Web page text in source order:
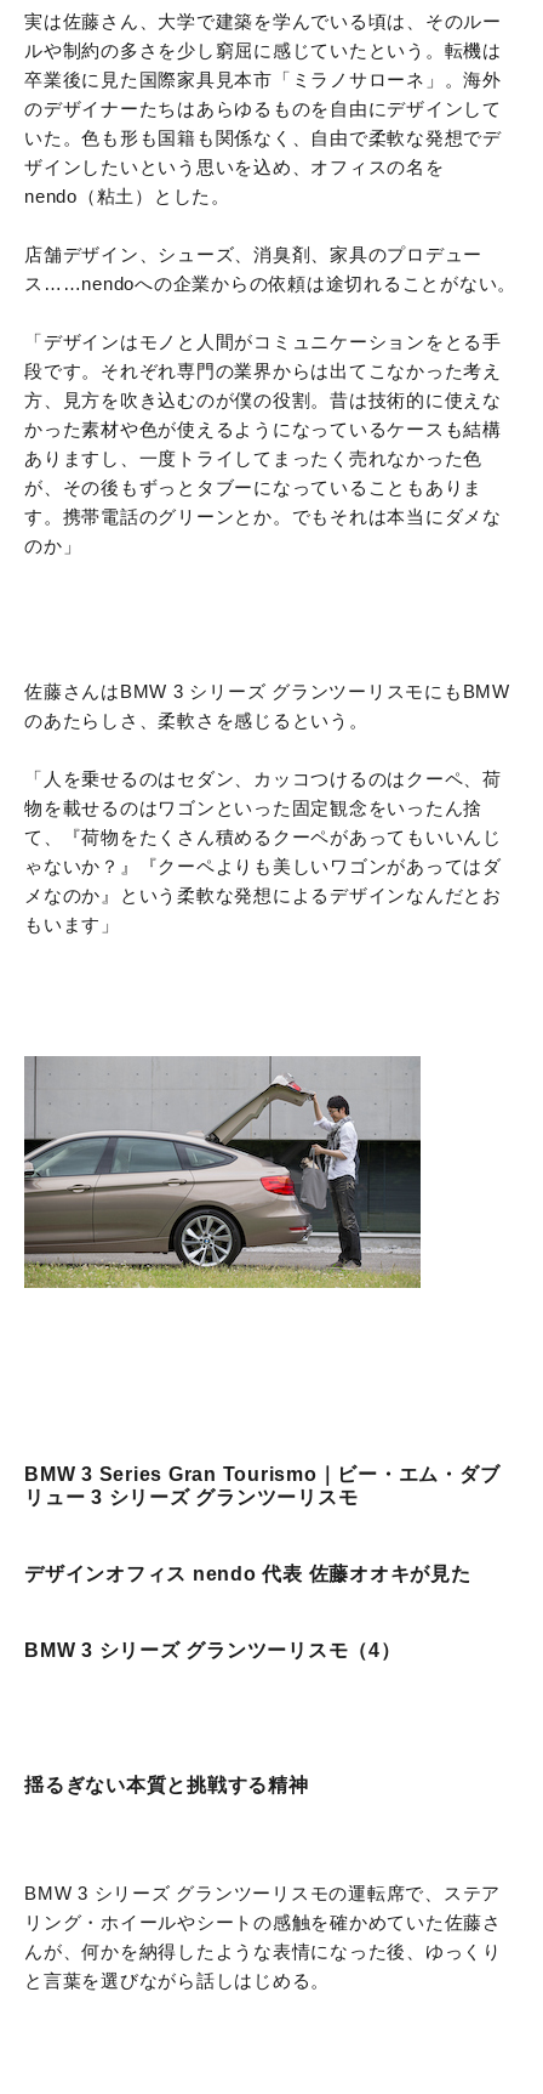
実は佐藤さん、大学で建築を学んでいる頃は、そのルー
ルや制約の多さを少し窮屈に感じていたという。転機は
卒業後に見た国際家具見本市「ミラノサローネ」。海外
のデザイナーたちはあらゆるものを自由にデザインして
いた。色も形も国籍も関係なく、自由で柔軟な発想でデ
ザインしたいという思いを込め、オフィスの名を
nendo（粘土）とした。
店舗デザイン、シューズ、消臭剤、家具のプロデュー
ス……nendoへの企業からの依頼は途切れることがない。
「デザインはモノと人間がコミュニケーションをとる手
段です。それぞれ専門の業界からは出てこなかった考え
方、見方を吹き込むのが僕の役割。昔は技術的に使えな
かった素材や色が使えるようになっているケースも結構
ありますし、一度トライしてまったく売れなかった色
が、その後もずっとタブーになっていることもありま
す。携帯電話のグリーンとか。でもそれは本当にダメな
のか」
佐藤さんはBMW 3 シリーズ グランツーリスモにもBMW
のあたらしさ、柔軟さを感じるという。
「人を乗せるのはセダン、カッコつけるのはクーペ、荷
物を載せるのはワゴンといった固定観念をいったん捨
て、『荷物をたくさん積めるクーペがあってもいいんじ
ゃないか？』『クーペよりも美しいワゴンがあってはダ
メなのか』という柔軟な発想によるデザインなんだとお
もいます」
BMW 3 Series Gran Tourismo｜ビー・エム・ダブ
リュー 3 シリーズ グランツーリスモ
デザインオフィス nendo 代表 佐藤オオキが見た
BMW 3 シリーズ グランツーリスモ（4）
揺るぎない本質と挑戦する精神
BMW 3 シリーズ グランツーリスモの運転席で、ステア
リング・ホイールやシートの感触を確かめていた佐藤さ
んが、何かを納得したような表情になった後、ゆっくり
と言葉を選びながら話しはじめる。